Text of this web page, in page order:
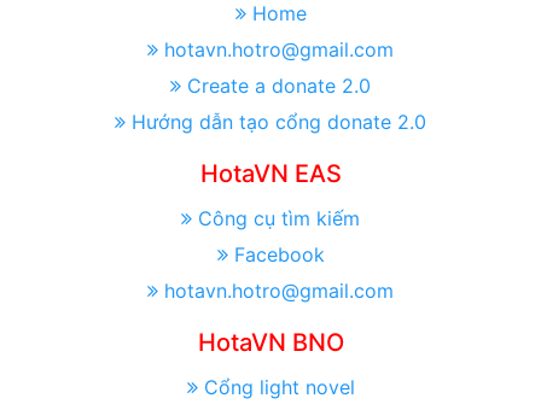
Home
hotavn.hotro@gmail.com
Create a donate 2.0
Hướng dẫn tạo cổng donate 2.0
HotaVN EAS
Công cụ tìm kiếm
Facebook
hotavn.hotro@gmail.com
HotaVN BNO
Cổng light novel